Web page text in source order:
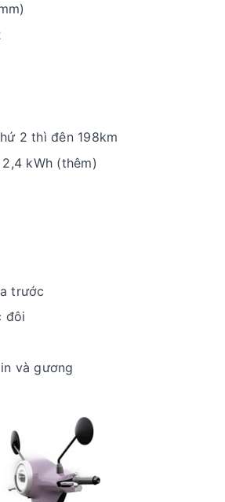
2 thì đên 198km
kWh (thêm)
trước
đôi
và gương